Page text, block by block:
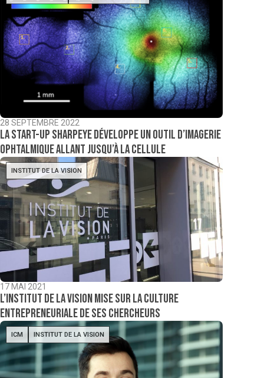
28 SEPTEMBRE 2022
La start-up SharpEye développe un outil d’imagerie
ophtalmique allant jusqu’à la cellule
INSTITUT DE LA VISION
17 MAI 2021
L’Institut de la vision mise sur la culture
entrepreneuriale de ses chercheurs
ICM INSTITUT DE LA VISION